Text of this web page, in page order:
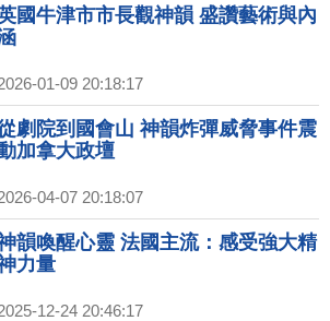
國牛津市市長觀神韻 盛讚藝術與內
01-09 20:18:17
劇院到國會山 神韻炸彈威脅事件震
加拿大政壇
04-07 20:18:07
韻喚醒心靈 法國主流：感受強大精
力量
12-24 20:46:17